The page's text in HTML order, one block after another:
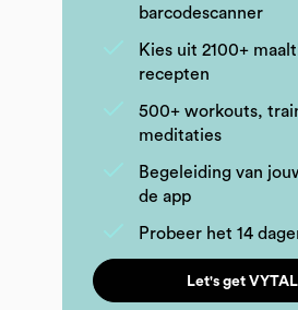
barcodescanner
Kies uit 2100+
recepten
500+ workouts,
meditaties
Begeleiding van
de app
Probeer het 14
Let's get